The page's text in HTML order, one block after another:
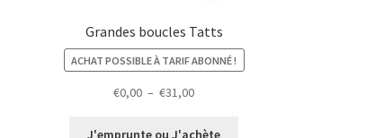
Grandes boucles Tatts
ACHAT POSSIBLE À TARIF ABONNÉ !
€0,00 – €31,00Plage
prix :
J'emprunte ou J'achète